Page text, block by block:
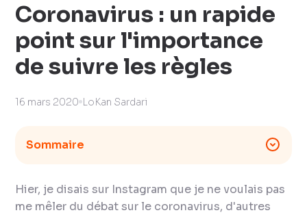
Coronavirus : un rapide
point sur l'importance
de suivre les règles
16 mars 2020 LoKan Sardari
Sommaire
Hier, je disais sur Instagram que je ne voulais pas
me mêler du débat sur le coronavirus, d'autres